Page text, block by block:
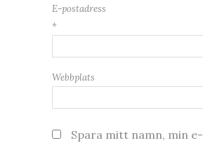
E-postadress
*
Webbplats
Spara mitt namn, min e-